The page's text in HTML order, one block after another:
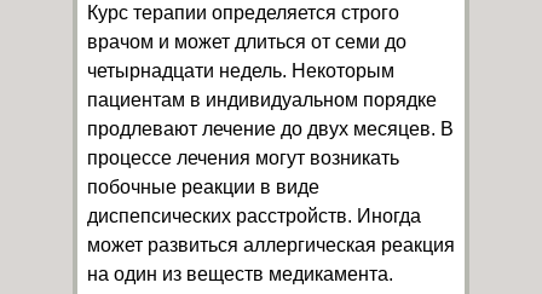
Курс терапии определяется строго
врачом и может длиться от семи до
четырнадцати недель. Некоторым
пациентам в индивидуальном порядке
продлевают лечение до двух месяцев. В
процессе лечения могут возникать
побочные реакции в виде
диспепсических расстройств. Иногда
может развиться аллергическая реакция
на один из веществ медикамента.